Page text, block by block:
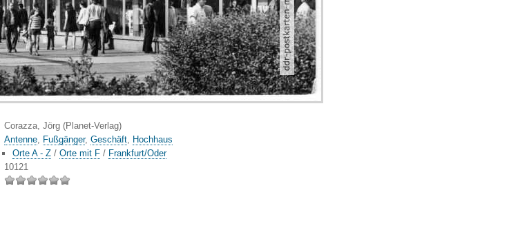
Corazza, Jörg (Planet-Verlag)
Antenne, Fußgänger, Geschäft, Hochhaus
Orte A - Z /Orte mit F / Frankfurt/Oder
10121